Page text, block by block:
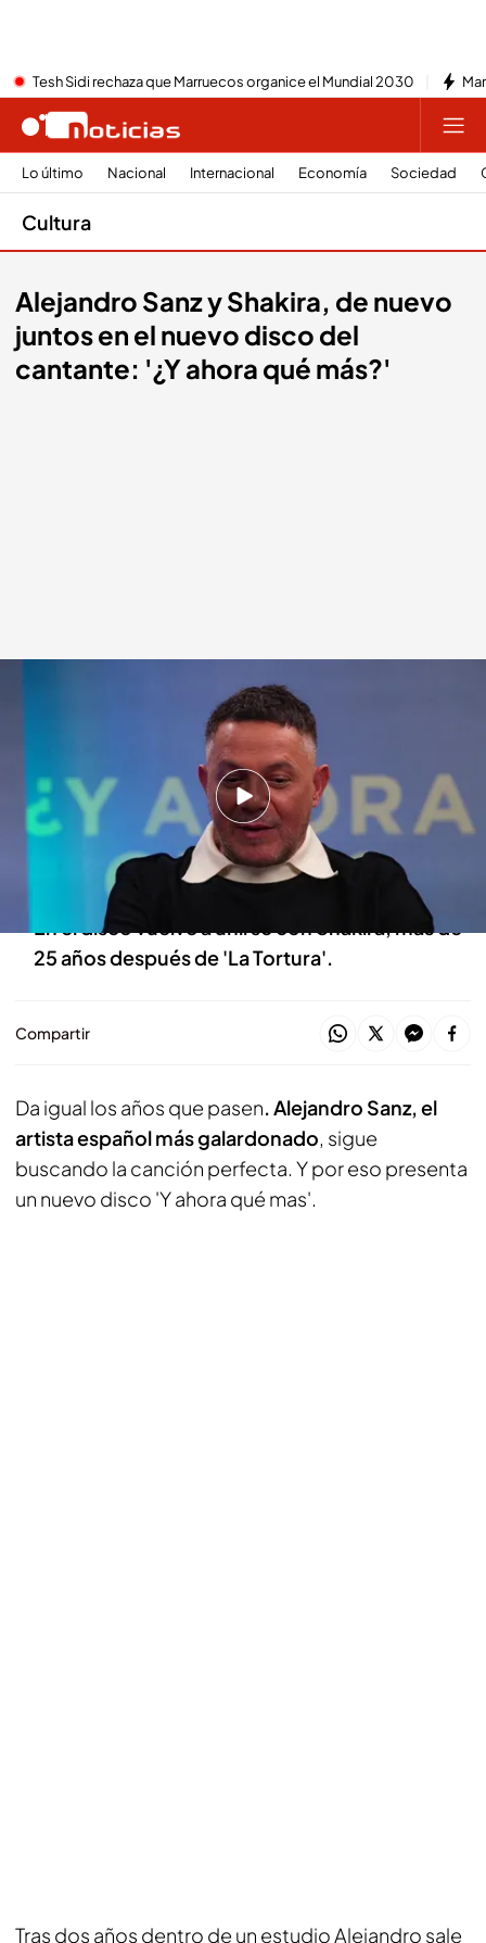
Tesh Sidi rechaza que Marruecos organice el Mundial 2030
Lo último Nacional Internacional Economía Sociedad
Cultura
Alejandro Sanz y Shakira, de nuevo
juntos en el nuevo disco del
cantante: '¿Y ahora qué más?'
21 NOV 2025 - 20:42h.
Alejandro Sanz, el artista español más
galardonado, sigue buscando la "canción
perfecta".
En el disco vuelve a unirse con Shakira, más de
25 años después de 'La Tortura'.
Compartir
Da igual los años que pasen. Alejandro Sanz, el
artista español más galardonado, sigue
buscando la canción perfecta. Y por eso presenta
un nuevo disco 'Y ahora qué mas'.
Tras dos años dentro de un estudio Alejandro sale